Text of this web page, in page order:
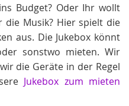
Budget? Oder Ihr wollt
Musik? Hier spielt die
aus. Die Jukebox könnt
sonstwo mieten. Wir
die Geräte in der Regel
Jukebox zum mieten